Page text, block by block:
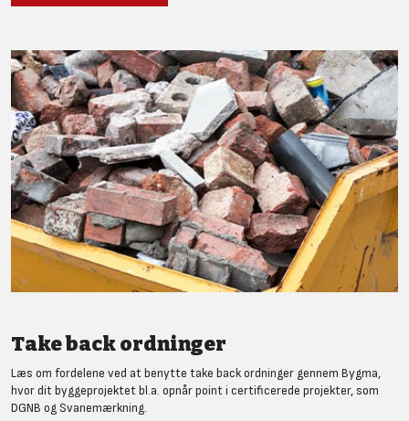
Take back ordninger
Læs om fordelene ved at benytte take back ordninger gennem Bygma,
hvor dit byggeprojektet bl.a. opnår point i certificerede projekter, som
DGNB og Svanemærkning.